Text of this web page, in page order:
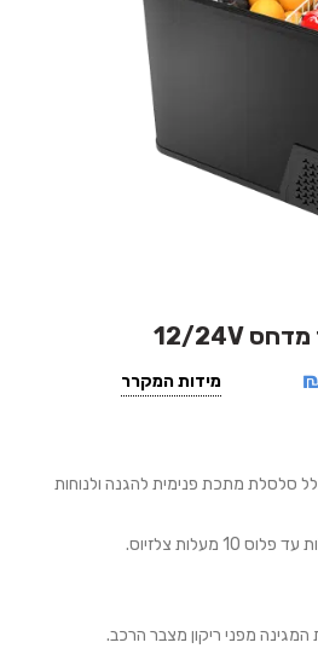
מידות המקרר
סלסלת מתכת פנימית להגנה ולנוחות
מפני ריקון מצבר הרכב.